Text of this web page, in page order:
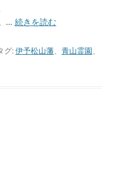
… 続きを読む
グ:伊予松山藩、 青山霊園、